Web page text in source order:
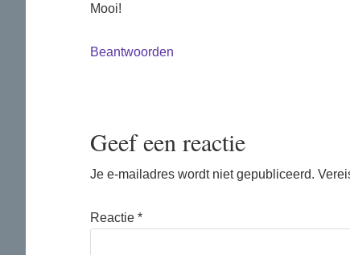
Mooi!
Beantwoorden
Geef een reactie
Je e-mailadres wordt niet gepubliceerd.
Reactie *